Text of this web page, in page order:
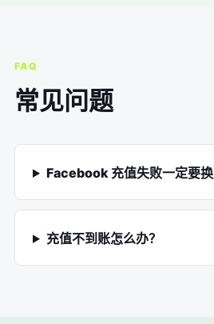
FAQ
常见问题
Facebook 充值失败一定要换
充值不到账怎么办？